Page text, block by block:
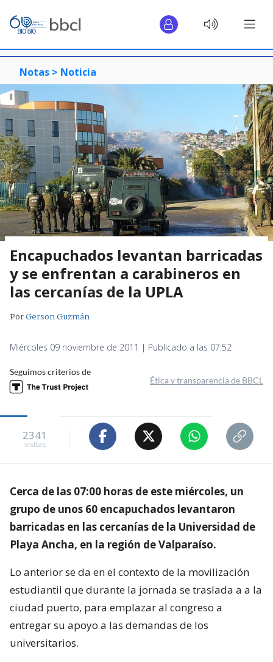
Notas > Noticia
Encapuchados levantan barricadas
y se enfrentan a carabineros en
las cercanías de la UPLA
PorGerson Guzmán
Miércoles 09 noviembre de 2011 | Publicado a las 07:52
Seguimos criterios de
Ética y transparencia de BBCL
2341
visitas
Cerca de las 07:00 horas de este miércoles, un
grupo de unos 60 encapuchados levantaron
barricadas en las cercanías de la Universidad de
Playa Ancha, en la región de Valparaíso.
Lo anterior se da en el contexto de la movilización
estudiantil que durante la jornada se traslada a a la
ciudad puerto, para emplazar al congreso a
entregar su apoyo a las demandas de los
universitarios.